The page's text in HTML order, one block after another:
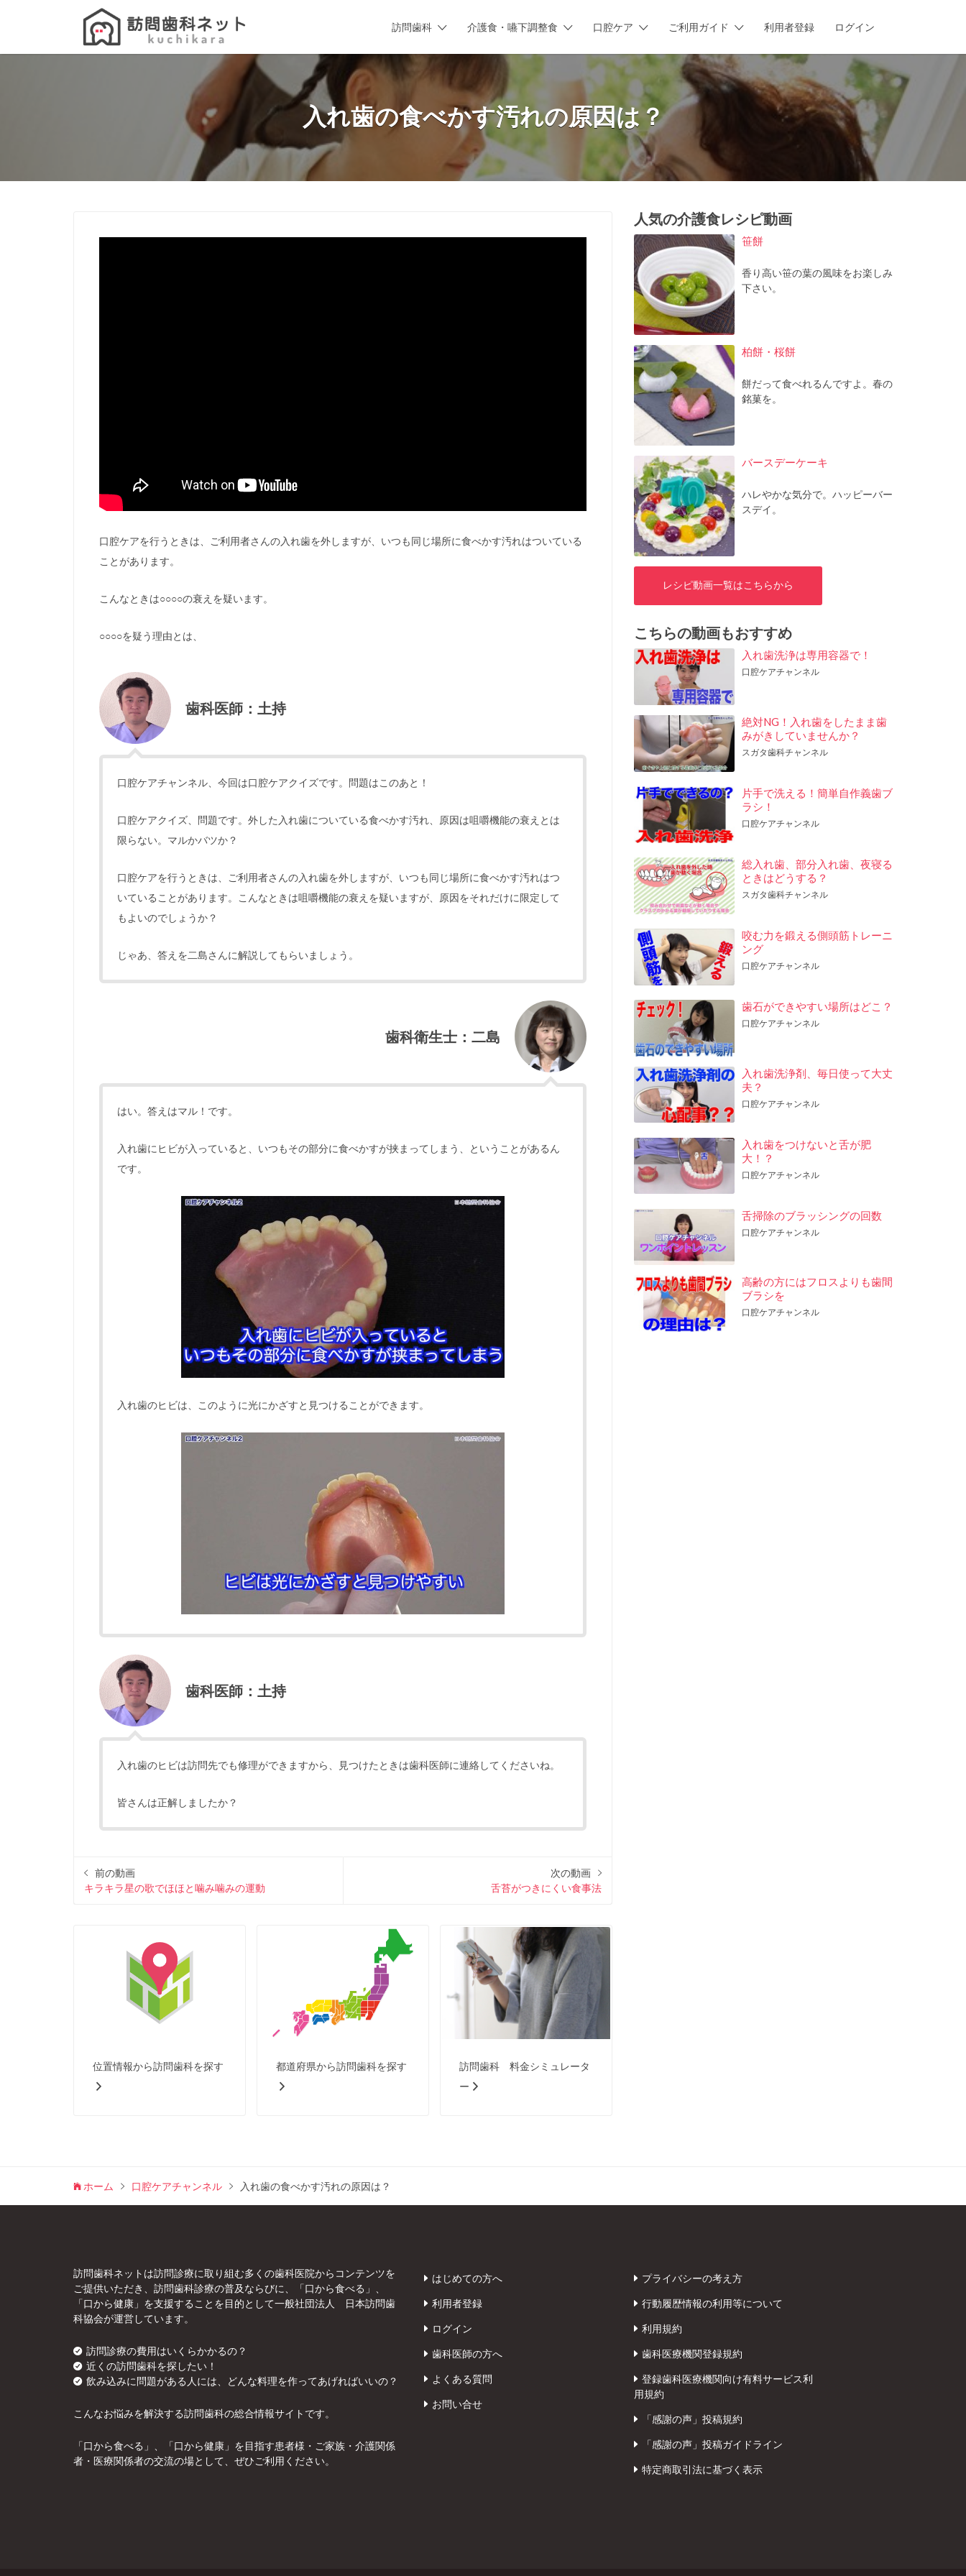
訪問歯科 介護食・嚥下調整食 口腔ケア ご利用ガイド 利用者登録 ログイン
Search
入れ歯の食べかす汚れの原因は？
口腔ケアを行うときは、ご利用者さんの入れ歯を外しますが、いつも同じ場所に食べかす汚れはついている
ことがあります。
こんなときは○○○○の衰えを疑います。
○○○○を疑う理由とは、
歯科医師：土持
口腔ケアチャンネル、今回は口腔ケアクイズです。問題はこのあと！
口腔ケアクイズ、問題です。外した入れ歯についている食べかす汚れ、原因は咀嚼機能の衰えとは
限らない。マルかバツか？
口腔ケアを行うときは、ご利用者さんの入れ歯を外しますが、いつも同じ場所に食べかす汚れはつ
いていることがあります。こんなときは咀嚼機能の衰えを疑いますが、原因をそれだけに限定して
もよいのでしょうか？
じゃあ、答えを二島さんに解説してもらいましょう。
歯科衛生士：二島
はい。答えはマル！です。
入れ歯にヒビが入っていると、いつもその部分に食べかすが挟まってしまう、ということがあるん
です。
入れ歯のヒビは、このように光にかざすと見つけることができます。
歯科医師：土持
入れ歯のヒビは訪問先でも修理ができますから、見つけたときは歯科医師に連絡してくださいね。
皆さんは正解しましたか？
前の動画
キラキラ星の歌でほほと噛み噛みの運動
次の動画
舌苔がつきにくい食事法
位置情報から訪問歯科を探す 都道府県から訪問歯科を探す
訪問歯科 料金シミュレータ
ー
人気の介護食レシピ動画
笹餅
香り高い笹の葉の風味をお楽しみ
下さい。
柏餅・桜餅
餅だって食べれるんですよ。春の
銘菓を。
バースデーケーキ
ハレやかな気分で。ハッピーバー
スデイ。
レシピ動画一覧はこちらから
こちらの動画もおすすめ
入れ歯洗浄は専用容器で！
口腔ケアチャンネル
絶対NG！入れ歯をしたまま歯
みがきしていませんか？
スガタ歯科チャンネル
片手で洗える！簡単自作義歯ブ
ラシ！
口腔ケアチャンネル
総入れ歯、部分入れ歯、夜寝る
ときはどうする？
スガタ歯科チャンネル
咬む力を鍛える側頭筋トレーニ
ング
口腔ケアチャンネル
歯石ができやすい場所はどこ？
口腔ケアチャンネル
入れ歯洗浄剤、毎日使って大丈
夫？
口腔ケアチャンネル
入れ歯をつけないと舌が肥
大！？
口腔ケアチャンネル
舌掃除のブラッシングの回数
口腔ケアチャンネル
高齢の方にはフロスよりも歯間
ブラシを
口腔ケアチャンネル
ホーム 口腔ケアチャンネル 入れ歯の食べかす汚れの原因は？
訪問歯科ネットは訪問診療に取り組む多くの歯科医院からコンテンツを
ご提供いただき、訪問歯科診療の普及ならびに、「口から食べる」、
「口から健康」を支援することを目的として一般社団法人 日本訪問歯
科協会が運営しています。
訪問診療の費用はいくらかかるの？
近くの訪問歯科を探したい！
飲み込みに問題がある人には、どんな料理を作ってあげればいいの？
こんなお悩みを解決する訪問歯科の総合情報サイトです。
「口から食べる」、「口から健康」を目指す患者様・ご家族・介護関係
者・医療関係者の交流の場として、ぜひご利用ください。
はじめての方へ
利用者登録
ログイン
歯科医師の方へ
よくある質問
お問い合せ
プライバシーの考え方
行動履歴情報の利用等について
利用規約
歯科医療機関登録規約
登録歯科医療機関向け有料サービス利
用規約
「感謝の声」投稿規約
「感謝の声」投稿ガイドライン
特定商取引法に基づく表示